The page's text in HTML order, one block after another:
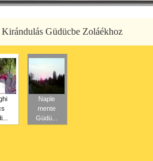
Güdücbe Zoláékhoz
Naple
mente
Güdü...